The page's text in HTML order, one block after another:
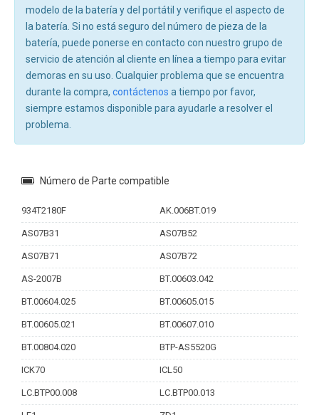
modelo de la batería y del portátil y verifique el aspecto de
la batería. Si no está seguro del número de pieza de la
batería, puede ponerse en contacto con nuestro grupo de
servicio de atención al cliente en línea a tiempo para evitar
demoras en su uso. Cualquier problema que se encuentra
durante la compra, contáctenos a tiempo por favor,
siempre estamos disponible para ayudarle a resolver el
problema.
Número de Parte compatible
934T2180F AK.006BT.019
AS07B31 AS07B52
AS07B71 AS07B72
AS-2007B BT.00603.042
BT.00604.025 BT.00605.015
BT.00605.021 BT.00607.010
BT.00804.020 BTP-AS5520G
ICK70 ICL50
LC.BTP00.008 LC.BTP00.013